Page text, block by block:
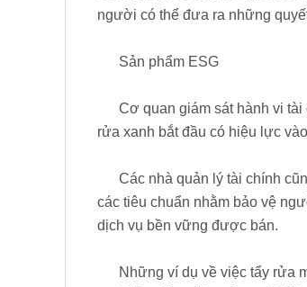
người có thể đưa ra những
Sản phẩm ESG
Cơ quan giám sát hành vi
rửa xanh bắt đầu có hiệu lực
Các nhà quản lý tài chính
các tiêu chuẩn nhằm bảo vệ
dịch vụ bền vững được bán.
Những ví dụ về việc tẩy rửa